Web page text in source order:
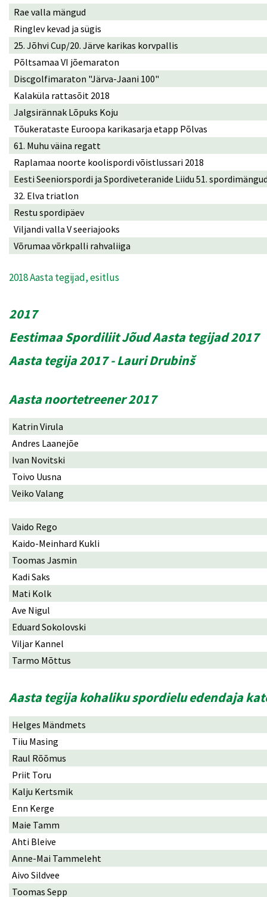
Rae valla mängud
Ringlev kevad ja sügis
25. Jõhvi Cup/20. Järve karikas korvpallis
Põltsamaa VI jõemaraton
Discgolfimaraton "Järva-Jaani 100"
Kalaküla rattasõit 2018
Jalgsirännak Lõpuks Koju
Tõukerataste Euroopa karikasarja etapp Põlvas
61. Muhu väina regatt
Raplamaa noorte koolispordi võistlussari 2018
Eesti Seeniorspordi ja Spordiveteranide Liidu 51.
32. Elva triatlon
Restu spordipäev
Viljandi valla V seeriajooks
Võrumaa võrkpalli rahvaliiga
2018 Aasta tegijad, esitlus
2017
Eestimaa Spordiliit Jõud Aasta tegijad 2017
Aasta tegija 2017 - Lauri Drubinš
Aasta noortetreener 2017
Katrin Virula
Andres Laanejõe
Ivan Novitski
Toivo Uusna
Veiko Valang
Vaido Rego
Kaido-Meinhard Kukli
Toomas Jasmin
Kadi Saks
Mati Kolk
Ave Nigul
Eduard Sokolovski
Viljar Kannel
Tarmo Mõttus
Aasta tegija kohaliku spordielu edendaja
Helges Mändmets
Tiiu Masing
Raul Rõõmus
Priit Toru
Kalju Kertsmik
Enn Kerge
Maie Tamm
Ahti Bleive
Anne-Mai Tammeleht
Aivo Sildvee
Toomas Sepp